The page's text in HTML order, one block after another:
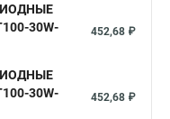
30W-
452,68 ₽
30W-
452,68 ₽